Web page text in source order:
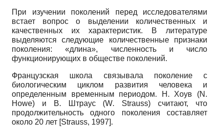
При изучении поколений перед исследователями
встает вопрос о выделении количественных и
качественных их характеристик. В литературе
выделяются следующие количественные признаки
поколения: «длина», численность и число
функционирующих в обществе поколений.
Французская школа связывала поколение с
биологическим циклом развития человека и
определенным временным периодом. Н. Хоув (N .
Howe) и В. Штраус (W. Strauss) считают, что
продолжительность одного поколения составляет
около 20 лет [Strauss, 1997].